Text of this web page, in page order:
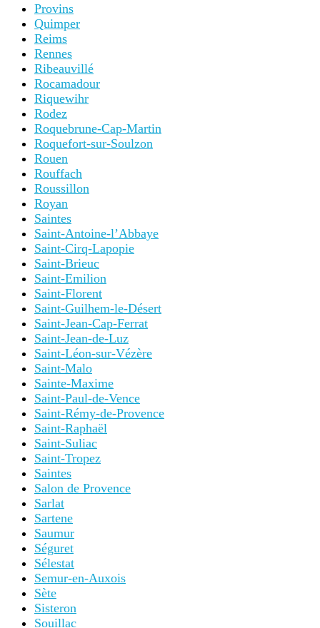
Provins
Quimper
Reims
Rennes
Ribeauvillé
Rocamadour
Riquewihr
Rodez
Roquebrune-Cap-Martin
Roquefort-sur-Soulzon
Rouen
Rouffach
Roussillon
Royan
Saintes
Saint-Antoine-l’Abbaye
Saint-Cirq-Lapopie
Saint-Brieuc
Saint-Emilion
Saint-Florent
Saint-Guilhem-le-Désert
Saint-Jean-Cap-Ferrat
Saint-Jean-de-Luz
Saint-Léon-sur-Vézère
Saint-Malo
Sainte-Maxime
Saint-Paul-de-Vence
Saint-Rémy-de-Provence
Saint-Raphaël
Saint-Suliac
Saint-Tropez
Saintes
Salon de Provence
Sarlat
Sartene
Saumur
Séguret
Sélestat
Semur-en-Auxois
Sète
Sisteron
Souillac